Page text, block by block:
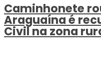
Caminhonete
Araguaína é
Civil na zona